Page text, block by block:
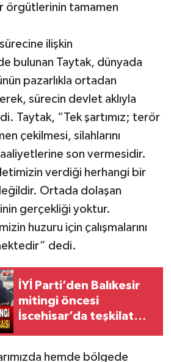
örgütlerinin tamamen
ilişkin
bulunan Taytak, dünyada
pazarlıkla ortadan
sürecin devlet aklıyla
Taytak, “Tek şartımız; terör
çekilmesi, silahlarını
son vermesidir.
verdiği herhangi bir
Ortada dolaşan
gerçekliği yoktur.
huzuru için çalışmalarını
dedi.
İYİ Parti’den Balıkesir
mitingi öncesi
İscehisar’da teşkilat
hemde bölgede